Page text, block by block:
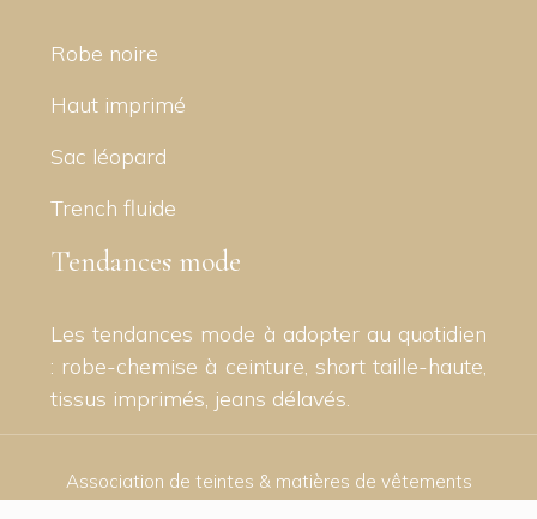
Robe noire
Haut imprimé
Sac léopard
Trench fluide
Tendances mode
Les tendances mode à adopter au quotidien
: robe-chemise à ceinture, short taille-haute,
tissus imprimés, jeans délavés.
Association de teintes & matières de vêtements